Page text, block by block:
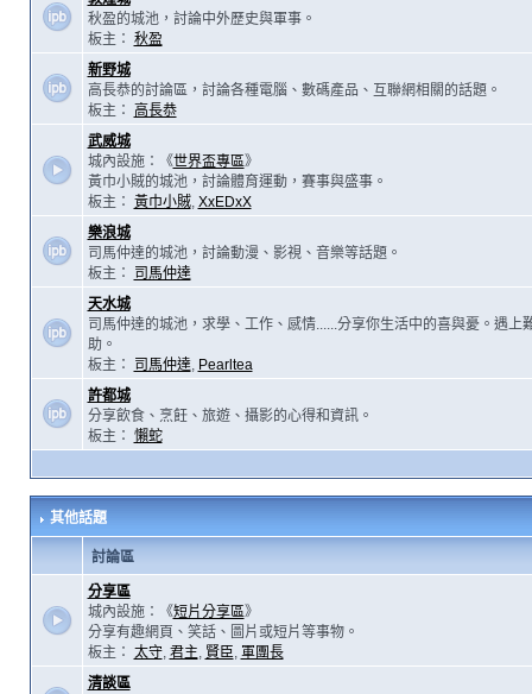
秋盈的城池，討論中外歷史與軍事。
板主： 秋盈
新野城
高長恭的討論區，討論各種電腦、數碼產品、互聯網相關的話題。
板主：
高長恭
武威城
城內設施：《世界盃專區》
黃巾小賊的城池，討論體育運動，賽事與盛事。
板主： 黃巾小賊, XxEDxX
樂浪城
司馬仲達的城池，討論動漫、影視、音樂等話題。
板主：
司馬仲達
天水城
司馬仲達的城池，求學、工作、感情......分享你生活中的喜與憂。遇上
助。
板主：
司馬仲達, Pearltea
許都城
分享飲食、烹飪、旅遊、攝影的心得和資訊。
板主： 懶蛇
其他話題
討論區
分享區
城內設施：《短片分享區》
分享有趣網頁、笑話、圖片或短片等事物。
板主： 太守, 君主, 賢臣, 軍團長
清談區